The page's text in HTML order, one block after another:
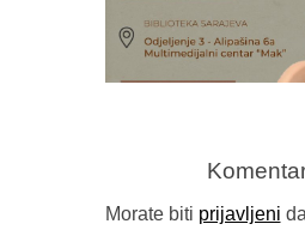
KNJIŽEVNA
Morate biti prijavljeni